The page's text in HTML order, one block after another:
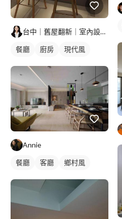
台中｜舊屋翻新｜室內設計｜新屋裝潢｜空間規劃｜工程統包
餐廳 廚房 現代風
Annie
餐廳 客廳 鄉村風